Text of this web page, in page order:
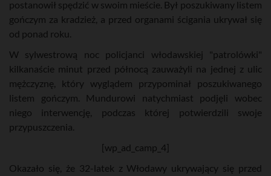
postanowił spędzić w swoim mieście. Był poszukiwany listem
gończym za kradzież, a przed organami ścigania ukrywał się
od ponad roku.
W sylwestrową noc policjanci włodawskiej "patrolówki"
kilkanaście minut przed północą zauważyli na jednej z ulic
mężczyznę, który wyglądem przypominał poszukiwanego
listem gończym. Mundurowi natychmiast podjęli wobec
niego interwencję, podczas której potwierdzili swoje
przypuszczenia.
[wp_ad_camp_4]
Okazało się, że 32-latek z Włodawy ukrywający się przed